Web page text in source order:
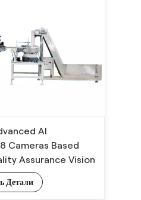
AI
Cameras Based
Assurance Vision
Детали